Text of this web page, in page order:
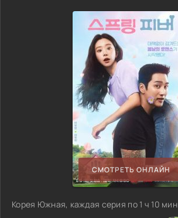
СМОТРЕТЬ ОНЛАЙН
Корея Южная, каждая серия по 1 ч 10 мин